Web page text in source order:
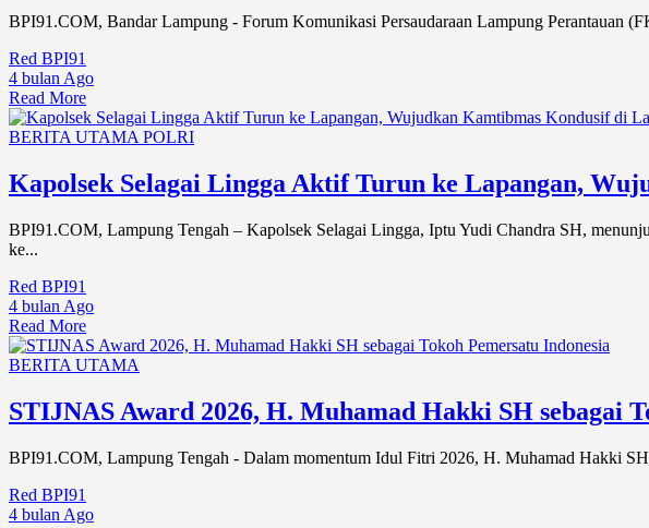
BPI91.COM, Bandar Lampung - Forum Komunikasi Persaudaraan Lampung Perantauan
Red BPI91
4 bulan Ago
Read More
BERITA UTAMA POLRI
Kapolsek Selagai Lingga Aktif Turun ke Lapangan,
BPI91.COM, Lampung Tengah – Kapolsek Selagai Lingga, Iptu Yudi Chandra SH,
ke...
Red BPI91
4 bulan Ago
Read More
BERITA UTAMA
STIJNAS Award 2026, H. Muhamad Hakki SH sebagai
BPI91.COM, Lampung Tengah - Dalam momentum Idul Fitri 2026, H. Muhamad Hakki
Red BPI91
4 bulan Ago